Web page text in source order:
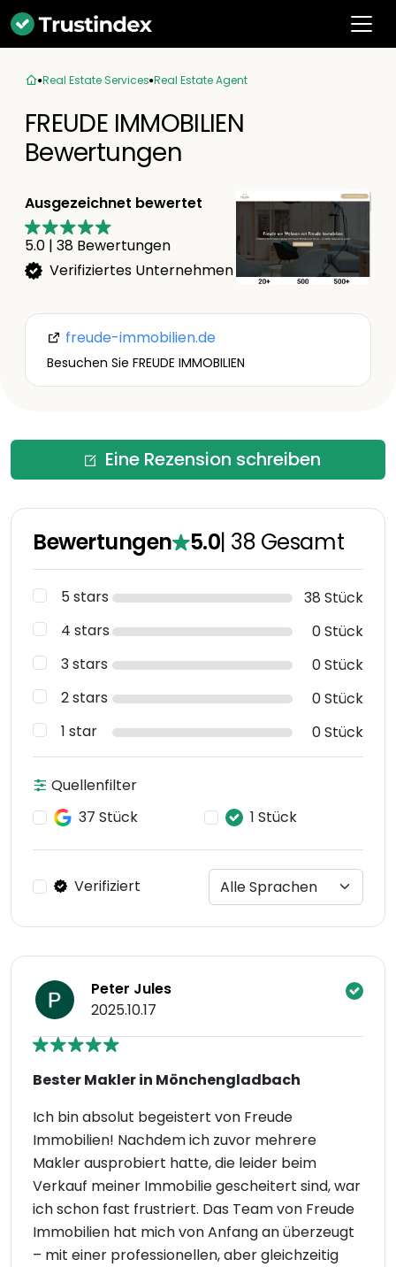
Real Estate Services Real Estate Agent
FREUDE IMMOBILIEN
Bewertungen
Ausgezeichnet bewertet
5.0 | 38 Bewertungen
Verifiziertes Unternehmen
freude-immobilien.de
Besuchen Sie FREUDE IMMOBILIEN
Eine Rezension schreiben
Bewertungen 5.0| 38 Gesamt
5 stars
38 Stück
4 stars
0 Stück
3 stars
0 Stück
2 stars
0 Stück
1 star
0 Stück
Quellenfilter
37 Stück
1 Stück
Verifiziert
Peter Jules
2025.10.17
Bester Makler in Mönchengladbach
Ich bin absolut begeistert von Freude
Immobilien! Nachdem ich zuvor mehrere
Makler ausprobiert hatte, die leider beim
Verkauf meiner Immobilie gescheitert sind, war
ich schon fast frustriert. Das Team von Freude
Immobilien hat mich von Anfang an überzeugt
– mit einer professionellen, aber gleichzeitig